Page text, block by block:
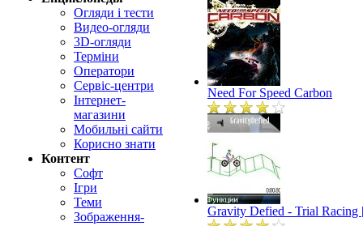
Огляди і тести
Видео-огляди
3D-огляди
Терміни
Оператори
Сервіс-центри
Інтернет-
магазини
Мобильні сайти
Корисно знати
Контент
Софт
Ігри
Теми
Зображення-
Need For Speed Carbon
Gravity Defied - Trial